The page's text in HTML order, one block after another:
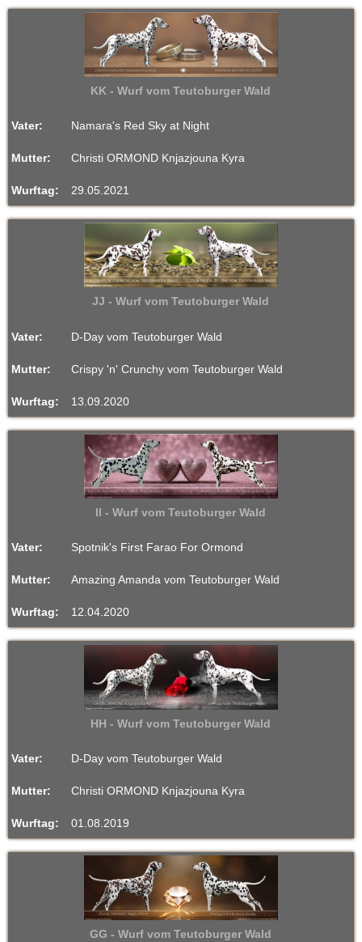
KK - Wurf vom Teutoburger Wald
Vater: Namara's Red Sky at Night
Mutter: Christi ORMOND Knjazjouna Kyra
Wurftag: 29.05.2021
JJ - Wurf vom Teutoburger Wald
Vater: D-Day vom Teutoburger Wald
Mutter: Crispy 'n' Crunchy vom Teutoburger Wald
Wurftag: 13.09.2020
II - Wurf vom Teutoburger Wald
Vater: Spotnik's First Farao For Ormond
Mutter: Amazing Amanda vom Teutoburger Wald
Wurftag: 12.04.2020
HH - Wurf vom Teutoburger Wald
Vater: D-Day vom Teutoburger Wald
Mutter: Christi ORMOND Knjazjouna Kyra
Wurftag: 01.08.2019
GG - Wurf vom Teutoburger Wald